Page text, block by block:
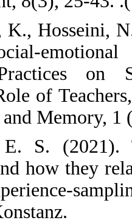
5. Barzegar,
Role of
Teaching
Mediation Role
of Learning
6. Becker, E.
classroom and
- an
Konstanz,